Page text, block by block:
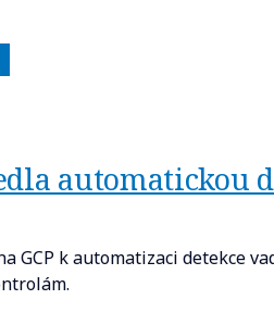
automatickou
GCP k automatizaci detekce